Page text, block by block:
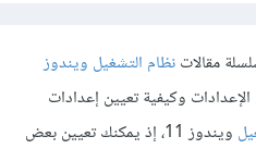
مقالاتنظام التشغيل ويندوز
وكيفية تعيين إعدادات
ويندوز 11، إذ يمكنك تعيين بعض